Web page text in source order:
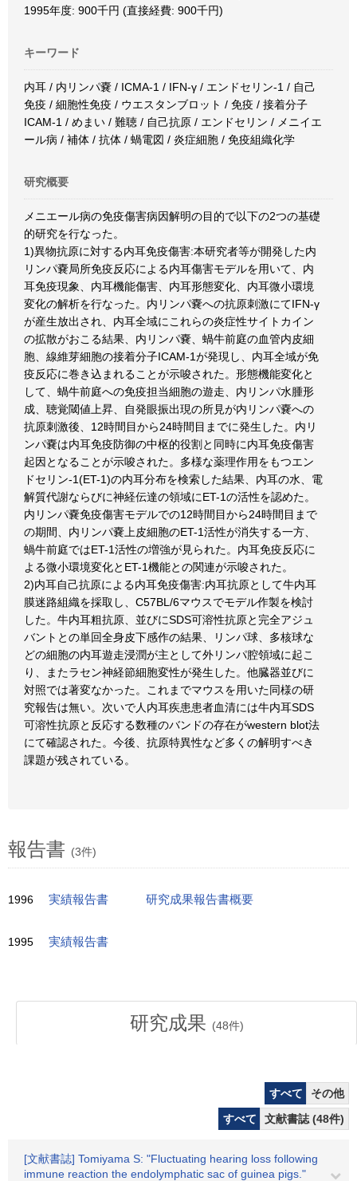
1995年度: 900千円 (直接経費: 900千円)
キーワード
内耳 / 内リンパ嚢 / ICMA-1 / IFN-γ / エンドセリン-1 / 自己
免疫 / 細胞性免疫 / ウエスタンブロット / 免疫 / 接着分子
ICAM-1 / めまい / 難聴 / 自己抗原 / エンドセリン / メニイエ
ール病 / 補体 / 抗体 / 蝸電図 / 炎症細胞 / 免疫組織化学
研究概要
メニエール病の免疫傷害病因解明の目的で以下の2つの基礎
的研究を行なった。
1)異物抗原に対する内耳免疫傷害:本研究者等が開発した内
リンパ嚢局所免疫反応による内耳傷害モデルを用いて、内
耳免疫現象、内耳機能傷害、内耳形態変化、内耳微小環境
変化の解析を行なった。内リンパ嚢への抗原刺激にてIFN-γ
が産生放出され、内耳全域にこれらの炎症性サイトカイン
の拡散がおこる結果、内リンパ嚢、蝸牛前庭の血管内皮細
胞、線維芽細胞の接着分子ICAM-1が発現し、内耳全域が免
疫反応に巻き込まれることが示唆された。形態機能変化と
して、蝸牛前庭への免疫担当細胞の遊走、内リンパ水腫形
成、聴覚閾値上昇、自発眼振出現の所見が内リンパ嚢への
抗原刺激後、12時間目から24時間目までに発生した。内リ
ンパ嚢は内耳免疫防御の中枢的役割と同時に内耳免疫傷害
起因となることが示唆された。多様な薬理作用をもつエン
ドセリン-1(ET-1)の内耳分布を検索した結果、内耳の水、電
解質代謝ならびに神経伝達の領域にET-1の活性を認めた。
内リンパ嚢免疫傷害モデルでの12時間目から24時間目まで
の期間、内リンパ嚢上皮細胞のET-1活性が消失する一方、
蝸牛前庭ではET-1活性の増強が見られた。内耳免疫反応に
よる微小環境変化とET-1機能との関連が示唆された。
2)内耳自己抗原による内耳免疫傷害:内耳抗原として牛内耳
膜迷路組織を採取し、C57BL/6マウスでモデル作製を検討
した。牛内耳粗抗原、並びにSDS可溶性抗原と完全アジュ
バントとの単回全身皮下感作の結果、リンパ球、多核球な
どの細胞の内耳遊走浸潤が主として外リンパ腔領域に起こ
り、またラセン神経節細胞変性が発生した。他臓器並びに
対照では著変なかった。これまでマウスを用いた同様の研
究報告は無い。次いで人内耳疾患患者血清には牛内耳SDS
可溶性抗原と反応する数種のバンドの存在がwestern blot法
にて確認された。今後、抗原特異性など多くの解明すべき
課題が残されている。
報告書 (3件)
1996 実績報告書 研究成果報告書概要
1995 実績報告書
研究成果 (48件)
すべて
その他
すべて
文献書誌 (48件)
[文献書誌] Tomiyama S: "Fluctuating hearing loss following
immune reaction the endolymphatic sac of guinea pigs."